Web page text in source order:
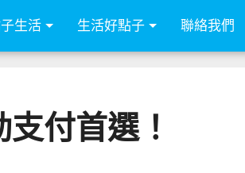
生活 生活好點子 聯絡我們
付首選！